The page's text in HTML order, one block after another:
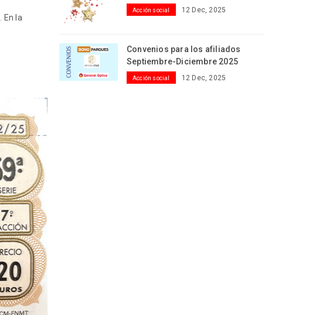
. En la
Acción social 12 Dec, 2025
Convenios para los afiliados
Septiembre-Diciembre 2025
Acción social 12 Dec, 2025